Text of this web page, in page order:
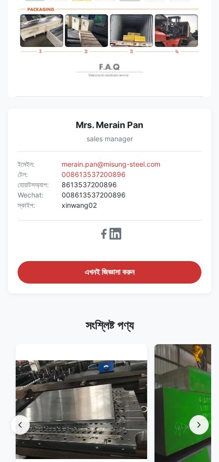
Mrs. Merain Pan
sales manager
ইমেইল:
merain.pan@misung-steel.com
টেল:
008613537200896
হোয়াটসঅ্যাপ:
8613537200896
Wechat:
008613537200896
স্কাইপ:
xinwang02
এখনই জিজ্ঞাসা করুন
সংশ্লিষ্ট পণ্য